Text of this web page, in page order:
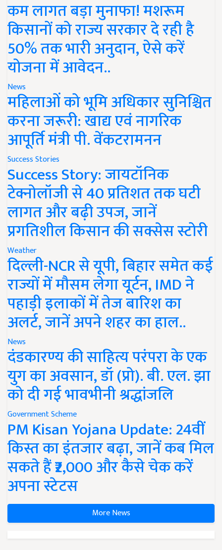
कम लागत बड़ा मुनाफा! मशरूम
किसानों को राज्य सरकार दे रही है
50% तक भारी अनुदान, ऐसे करें
योजना में आवेदन..
News
महिलाओं को भूमि अधिकार सुनिश्चित
करना जरूरी: खाद्य एवं नागरिक
आपूर्ति मंत्री पी. वेंकटरामनन
Success Stories
Success Story: जायटॉनिक
टेक्नोलॉजी से 40 प्रतिशत तक घटी
लागत और बढ़ी उपज, जानें
प्रगतिशील किसान की सक्सेस स्टोरी
Weather
दिल्ली-NCR से यूपी, बिहार समेत कई
राज्यों में मौसम लेगा यूर्टन, IMD ने
पहाड़ी इलाकों में तेज बारिश का
अलर्ट, जानें अपने शहर का हाल..
News
दंडकारण्य की साहित्य परंपरा के एक
युग का अवसान, डॉ (प्रो). बी. एल. झा
को दी गई भावभीनी श्रद्धांजलि
Government Scheme
PM Kisan Yojana Update: 24वीं
किस्त का इंतजार बढ़ा, जानें कब मिल
सकते हैं ₹2,000 और कैसे चेक करें
अपना स्टेटस
More News